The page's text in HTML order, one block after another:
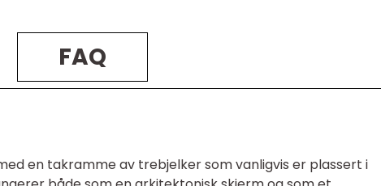
FAQ
en takramme av trebjelker som vanligvis er plassert i